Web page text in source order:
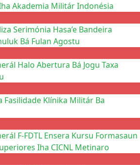
Akademia Militár Indonésia
Serimónia Hasa’e Bandeira
Bá Fulan Agostu
Halo Abertura Bá Jogu Taxa
Fasilidade Klínika Militár Ba
F-FDTL Ensera Kursu Formasaun
Iha CICNL Metinaro